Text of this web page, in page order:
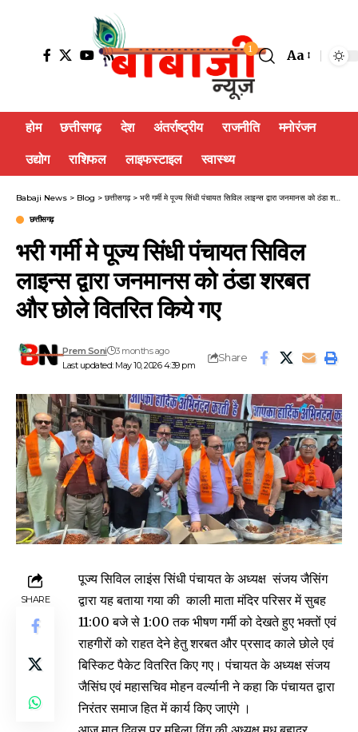
1 Aa
होम छत्तीसगढ़ देश अंतर्राष्ट्रीय राजनीति मनोरंजन
उद्योग राशिफल लाइफस्टाइल स्वास्थ्य
Babaji News > Blog > छत्तीसगढ़> भरी गर्मी मे पूज्य सिंधी पंचायत सिविल लाइन्स द्वारा जनमानस को ठंडा शरबत और छोले वितरित किये गए
छत्तीसगढ़
भरी गर्मी मे पूज्य सिंधी पंचायत सिविल
लाइन्स द्वारा जनमानस को ठंडा शरबत
और छोले वितरित किये गए
Last updated: May 10, 2026 4:39 pm
Prem Soni 3 months ago
Share
SHARE
पूज्य सिविल लाइंस सिंधी पंचायत के अध्यक्ष संजय जैसिंग
द्वारा यह बताया गया की काली माता मंदिर परिसर में सुबह
11:00 बजे से 1:00 तक भीषण गर्मी को देखते हुए भक्तों एवं
राहगीरों को राहत देने हेतु शरबत और प्रसाद काले छोले एवं
बिस्किट पैकेट वितरित किए गए। पंचायत के अध्यक्ष संजय
जैसिंघ एवं महासचिव मोहन वर्ल्यानी ने कहा कि पंचायत द्वारा
निरंतर समाज हित में कार्य किए जाएंगे ।